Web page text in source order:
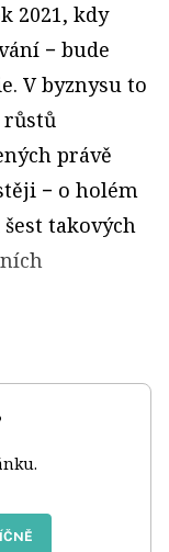
2021, kdy
− bude
V byznysu to
růstů
právě
− o holém
takových